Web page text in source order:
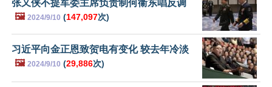
张又侠不提军委主席负责制何衞东唱反调
🖼️ 2024/9/10 (147,097次)
习近平向金正恩致贺电有变化 较去年冷淡
🖼️ 2024/9/10 (29,886次)